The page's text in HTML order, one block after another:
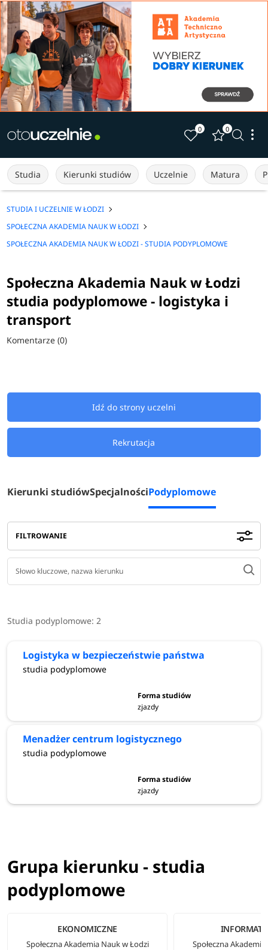
0 0
Studia Kierunki studiów Uczelnie Matura
STUDIA I UCZELNIE W ŁODZI
SPOŁECZNA AKADEMIA NAUK W ŁODZI
SPOŁECZNA AKADEMIA NAUK W ŁODZI - STUDIA PODYPLOMOWE
Społeczna Akademia Nauk w Łodzi
studia podyplomowe - logistyka i
transport
Komentarze (0)
Idź do strony uczelni
Rekrutacja
Kierunki studiówSpecjalnościPodyplomowe
FILTROWANIE
Studia podyplomowe: 2
Logistyka w bezpieczeństwie państwa
studia podyplomowe
zjazdy
Menadżer centrum logistycznego
studia podyplomowe
zjazdy
Grupa kierunku - studia
podyplomowe
EKONOMICZNE
Społeczna Akademia Nauk w Łodzi Społeczna